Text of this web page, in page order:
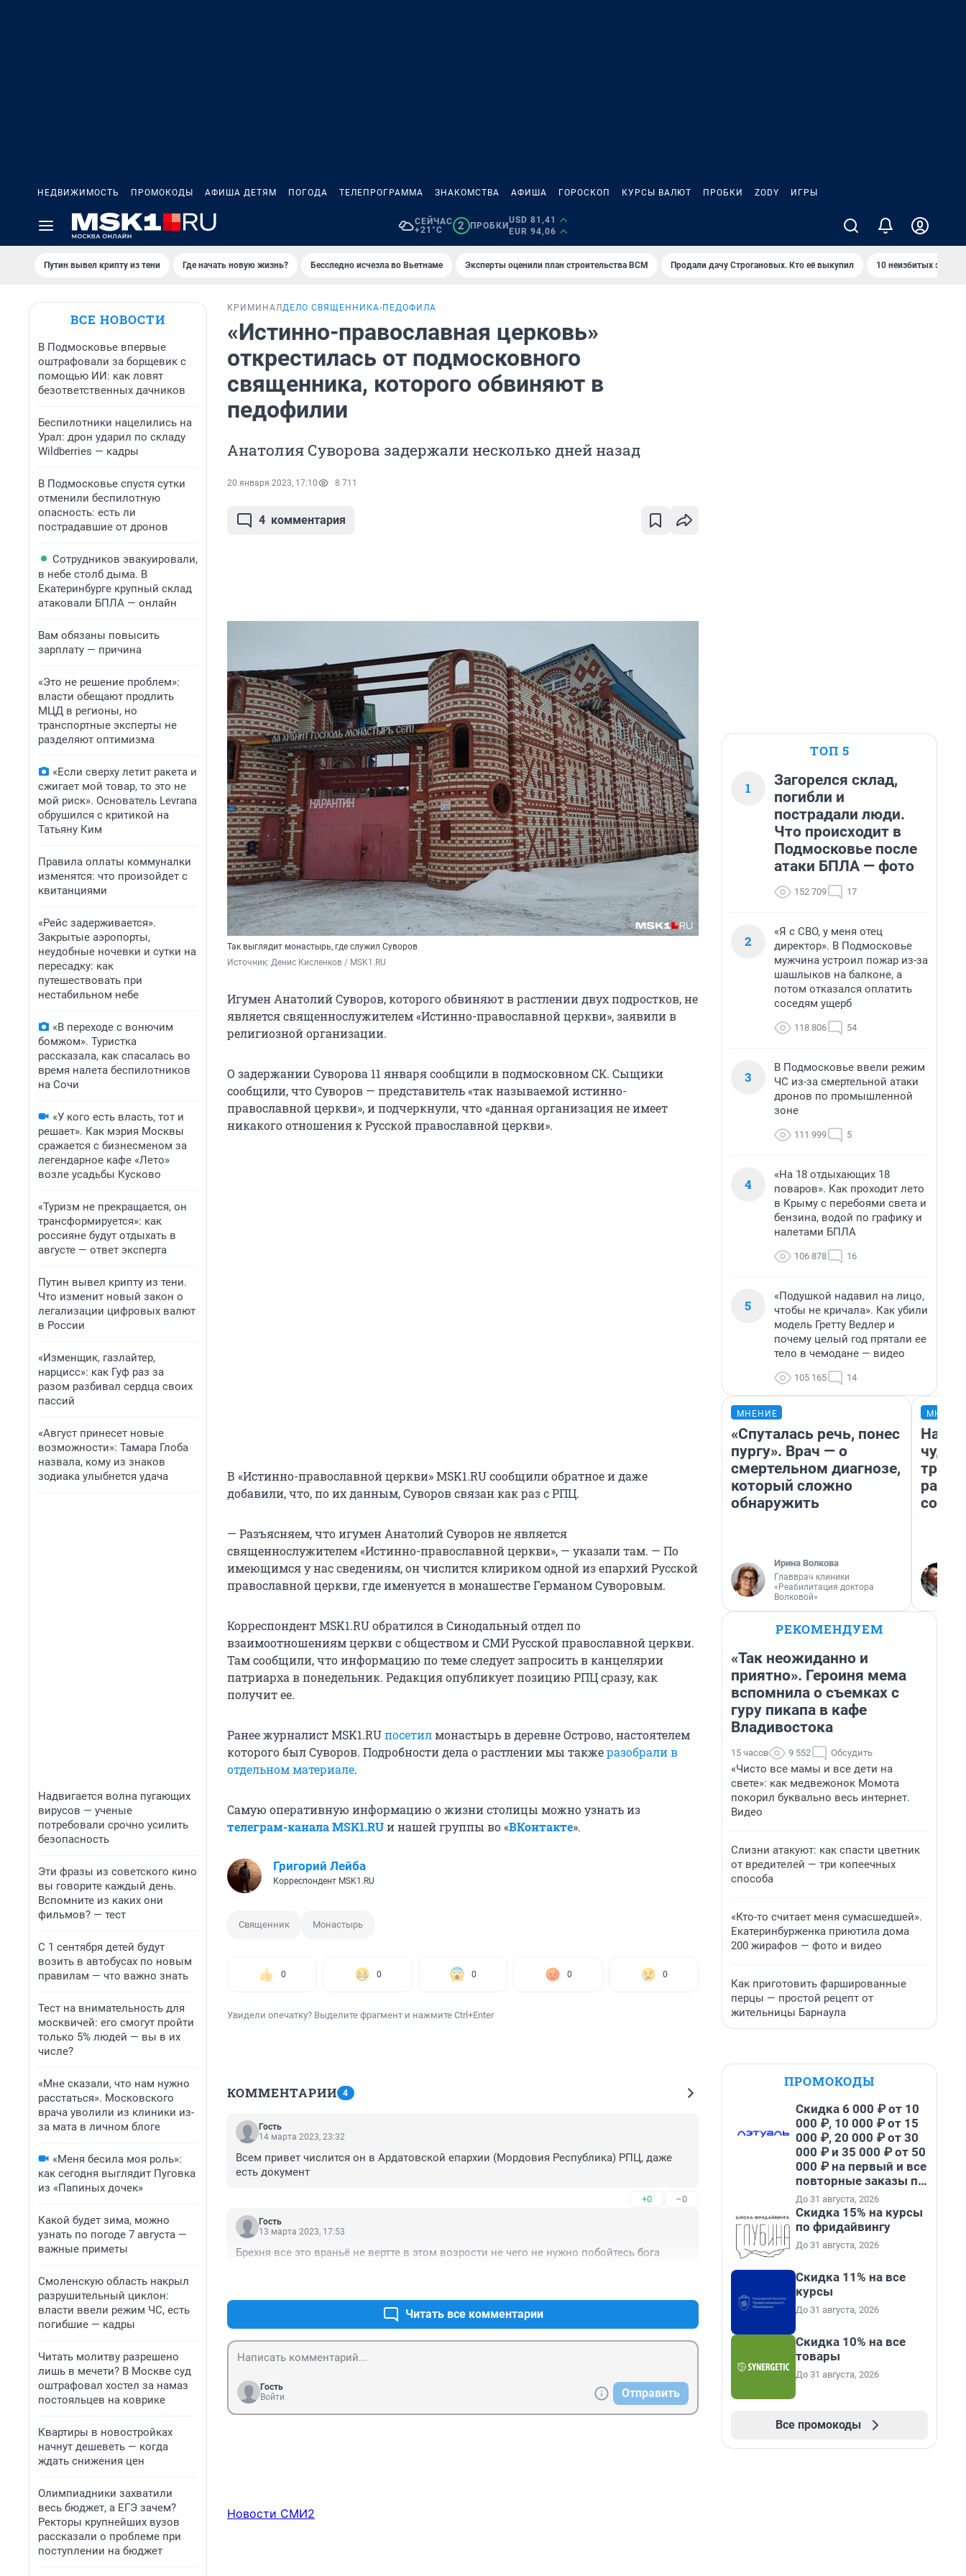
НЕДВИЖИМОСТЬ ПРОМОКОДЫ АФИША ДЕТЯМ ПОГОДА ТЕЛЕПРОГРАММА ЗНАКОМСТВА АФИША ГОРОСКОП КУРСЫ ВАЛЮТ ПРОБКИ ZODY ИГРЫ
СЕЙЧАС
+21°C
2 ПРОБКИ
USD 81,41
EUR 94,06
Путин вывел крипту из тени Где начать новую жизнь? Бесследно исчезла во Вьетнаме Эксперты оценили план строительства ВСМ Продали дачу Строгановых. Кто её выкупил 10 неизбитых
ВСЕ НОВОСТИ
В Подмосковье впервые
оштрафовали за борщевик с
помощью ИИ: как ловят
безответственных дачников
Беспилотники нацелились на
Урал: дрон ударил по складу
Wildberries — кадры
В Подмосковье спустя сутки
отменили беспилотную
опасность: есть ли
пострадавшие от дронов
Сотрудников эвакуировали,
в небе столб дыма. В
Екатеринбурге крупный склад
атаковали БПЛА — онлайн
Вам обязаны повысить
зарплату — причина
«Это не решение проблем»:
власти обещают продлить
МЦД в регионы, но
транспортные эксперты не
разделяют оптимизма
«Если сверху летит ракета и
сжигает мой товар, то это не
мой риск». Основатель Levrana
обрушился с критикой на
Татьяну Ким
Правила оплаты коммуналки
изменятся: что произойдет с
квитанциями
«Рейс задерживается».
Закрытые аэропорты,
неудобные ночевки и сутки на
пересадку: как
путешествовать при
нестабильном небе
«В переходе с вонючим
бомжом». Туристка
рассказала, как спасалась во
время налета беспилотников
на Сочи
«У кого есть власть, тот и
решает». Как мэрия Москвы
сражается с бизнесменом за
легендарное кафе «Лето»
возле усадьбы Кусково
«Туризм не прекращается, он
трансформируется»: как
россияне будут отдыхать в
августе — ответ эксперта
Путин вывел крипту из тени.
Что изменит новый закон о
легализации цифровых валют
в России
«Изменщик, газлайтер,
нарцисс»: как Гуф раз за
разом разбивал сердца своих
пассий
«Август принесет новые
возможности»: Тамара Глоба
назвала, кому из знаков
зодиака улыбнется удача
Надвигается волна пугающих
вирусов — ученые
потребовали срочно усилить
безопасность
Эти фразы из советского кино
вы говорите каждый день.
Вспомните из каких они
фильмов? — тест
С 1 сентября детей будут
возить в автобусах по новым
правилам — что важно знать
Тест на внимательность для
москвичей: его смогут пройти
только 5% людей — вы в их
числе?
«Мне сказали, что нам нужно
расстаться». Московского
врача уволили из клиники из-
за мата в личном блоге
«Меня бесила моя роль»:
как сегодня выглядит Пуговка
из «Папиных дочек»
Какой будет зима, можно
узнать по погоде 7 августа —
важные приметы
Смоленскую область накрыл
разрушительный циклон:
власти ввели режим ЧС, есть
погибшие — кадры
Читать молитву разрешено
лишь в мечети? В Москве суд
оштрафовал хостел за намаз
постояльцев на коврике
Квартиры в новостройках
начнут дешеветь — когда
ждать снижения цен
Олимпиадники захватили
весь бюджет, а ЕГЭ зачем?
Ректоры крупнейших вузов
рассказали о проблеме при
поступлении на бюджет
КРИМИНАЛДЕЛО СВЯЩЕННИКА-ПЕДОФИЛА
«Истинно-православная церковь»
открестилась от подмосковного
священника, которого обвиняют в
педофилии
Анатолия Суворова задержали несколько дней назад
20 января 2023, 17:10 8 711
4 комментария
Так выглядит монастырь, где служил Суворов
Источник: Денис Кисленков / MSK1.RU
Игумен Анатолий Суворов, которого обвиняют в растлении двух подростков, не
является священнослужителем «Истинно-православной церкви», заявили в
религиозной организации.
О задержании Суворова 11 января сообщили в подмосковном СК. Сыщики
сообщили, что Суворов — представитель «так называемой истинно-
православной церкви», и подчеркнули, что «данная организация не имеет
никакого отношения к Русской православной церкви».
В «Истинно-православной церкви» MSK1.RU сообщили обратное и даже
добавили, что, по их данным, Суворов связан как раз с РПЦ.
— Разъясняем, что игумен Анатолий Суворов не является
священнослужителем «Истинно-православной церкви», — указали там. — По
имеющимся у нас сведениям, он числится клириком одной из епархий Русской
православной церкви, где именуется в монашестве Германом Суворовым.
Корреспондент MSK1.RU обратился в Синодальный отдел по
взаимоотношениям церкви с обществом и СМИ Русской православной церкви.
Там сообщили, что информацию по теме следует запросить в канцелярии
патриарха в понедельник. Редакция опубликует позицию РПЦ сразу, как
получит ее.
Ранее журналист MSK1.RUпосетилмонастырь в деревне Острово, настоятелем
которого был Суворов. Подробности дела о растлении мы такжеразобрали в
отдельном материале.
Самую оперативную информацию о жизни столицы можно узнать из
телеграм-канала MSK1.RUи нашей группы во «ВКонтакте».
Григорий Лейба
Корреспондент MSK1.RU
Священник Монастырь
0 0 0 0 0
Увидели опечатку? Выделите фрагмент и нажмите Ctrl+Enter
КОММЕНТАРИИ 4
Гость
14 марта 2023, 23:32
Всем привет числится он в Ардатовской епархии (Мордовия Республика) РПЦ, даже
есть документ
+0 –0
Гость
13 марта 2023, 17:53
Брехня все это враньё не вертте в этом возрости не чего не нужно побойтесь бога
Читать все комментарии
Гость
Войти
Отправить
Новости СМИ2
ТОП 5
1
Загорелся склад,
погибли и
пострадали люди.
Что происходит в
Подмосковье после
атаки БПЛА — фото
152 709 17
2
«Я с СВО, у меня отец
директор». В Подмосковье
мужчина устроил пожар из-за
шашлыков на балконе, а
потом отказался оплатить
соседям ущерб
118 806 54
3
В Подмосковье ввели режим
ЧС из-за смертельной атаки
дронов по промышленной
зоне
111 999 5
4
«На 18 отдыхающих 18
поваров». Как проходит лето
в Крыму с перебоями света и
бензина, водой по графику и
налетами БПЛА
106 878 16
5
«Подушкой надавил на лицо,
чтобы не кричала». Как убили
модель Гретту Ведлер и
почему целый год прятали ее
тело в чемодане — видео
105 165 14
МНЕНИЕ
«Спуталась речь, понес
пургу». Врач — о
смертельном диагнозе,
который сложно
обнаружить
Ирина Волкова
Главврач клиники
«Реабилитация доктора
Волковой»
РЕКОМЕНДУЕМ
«Так неожиданно и
приятно». Героиня мема
вспомнила о съемках с
гуру пикапа в кафе
Владивостока
15 часов 9 552 Обсудить
«Чисто все мамы и все дети на
свете»: как медвежонок Момота
покорил буквально весь интернет.
Видео
Слизни атакуют: как спасти цветник
от вредителей — три копеечных
способа
«Кто-то считает меня сумасшедшей».
Екатеринбурженка приютила дома
200 жирафов — фото и видео
Как приготовить фаршированные
перцы — простой рецепт от
жительницы Барнаула
ПРОМОКОДЫ
Скидка 6 000 ₽ от 10
000 ₽, 10 000 ₽ от 15
000 ₽, 20 000 ₽ от 30
000 ₽ и 35 000 ₽ от 50
000 ₽ на первый и все
повторные заказы по
промокоду НАБЕРИ
До 31 августа, 2026
Скидка 15% на курсы
по фридайвингу
До 31 августа, 2026
Скидка 11% на все
курсы
До 31 августа, 2026
Скидка 10% на все
товары
До 31 августа, 2026
Все промокоды